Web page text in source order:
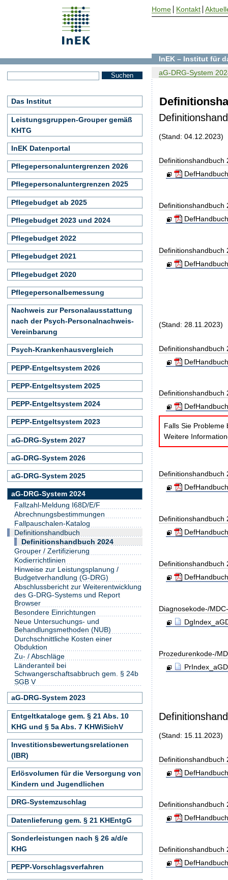
(Stand: 04.12.2023)
Definitionshandbuch
Definitionshandbuch
Definitionshandbuch
(Stand: 28.11.2023)
Definitionshandbuch
Definitionshandbuch
Falls Sie Probleme
Weitere
Definitionshandbuch
Definitionshandbuch
Definitionshandbuch
Diagnosekode-/
Prozedurenkode-/
(Stand: 15.11.2023)
Definitionshandbuch
Definitionshandbuch
Definitionshandbuch
InEK – Institut für
aG-DRG-System
Das Institut
Leistungsgruppen-Grouper gemäß
KHTG
InEK Datenportal
Pflegepersonaluntergrenzen 2026
Pflegepersonaluntergrenzen 2025
Pflegebudget ab 2025
Pflegebudget 2023 und 2024
Pflegebudget 2022
Pflegebudget 2021
Pflegebudget 2020
Pflegepersonalbemessung
Nachweis zur Personalausstattung
nach der Psych-Personalnachweis-
Vereinbarung
Psych-Krankenhausvergleich
PEPP-Entgeltsystem 2026
PEPP-Entgeltsystem 2025
PEPP-Entgeltsystem 2024
PEPP-Entgeltsystem 2023
aG-DRG-System 2027
aG-DRG-System 2026
aG-DRG-System 2025
aG-DRG-System 2024
Fallzahl-Meldung I68D/E/F
Abrechnungsbestimmungen
Fallpauschalen-Katalog
Definitionshandbuch
Definitionshandbuch 2024
Grouper / Zertifizierung
Kodierrichtlinien
Hinweise zur Leistungsplanung /
Budgetverhandlung (G-DRG)
Abschlussbericht zur Weiterentwicklung
des G-DRG-Systems und Report
Browser
Besondere Einrichtungen
Neue Untersuchungs- und
Behandlungsmethoden (NUB)
Durchschnittliche Kosten einer
Obduktion
Zu- / Abschläge
Länderanteil bei
Schwangerschaftsabbruch gem. § 24b
SGB V
aG-DRG-System 2023
Entgeltkataloge gem. § 21 Abs. 10
KHG und § 5a Abs. 7 KHWiSichV
Investitionsbewertungsrelationen
(IBR)
Erlösvolumen für die Versorgung von
Kindern und Jugendlichen
DRG-Systemzuschlag
Datenlieferung gem. § 21 KHEntgG
Sonderleistungen nach § 26 a/d/e
KHG
PEPP-Vorschlagsverfahren
Home Kontakt